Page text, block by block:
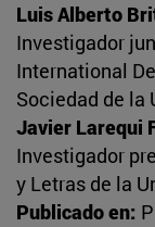
Luis Alberto
Investigador
International
Sociedad de la
Javier Larequi
Investigador
y Letras de la
Publicado en: